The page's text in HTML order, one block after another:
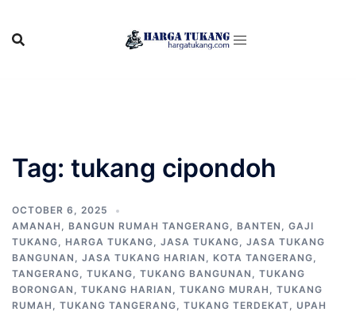
content
Tag: tukang cipondoh
OCTOBER 6, 2025
AMANAH , BANGUN RUMAH TANGERANG, BANTEN , GAJI
TUKANG, HARGA TUKANG, JASA TUKANG, JASA TUKANG
BANGUNAN , JASA TUKANG HARIAN , KOTA TANGERANG,
TANGERANG, TUKANG, TUKANG BANGUNAN , TUKANG
BORONGAN , TUKANG HARIAN , TUKANG MURAH , TUKANG
RUMAH , TUKANG TANGERANG, TUKANG TERDEKAT, UPAH